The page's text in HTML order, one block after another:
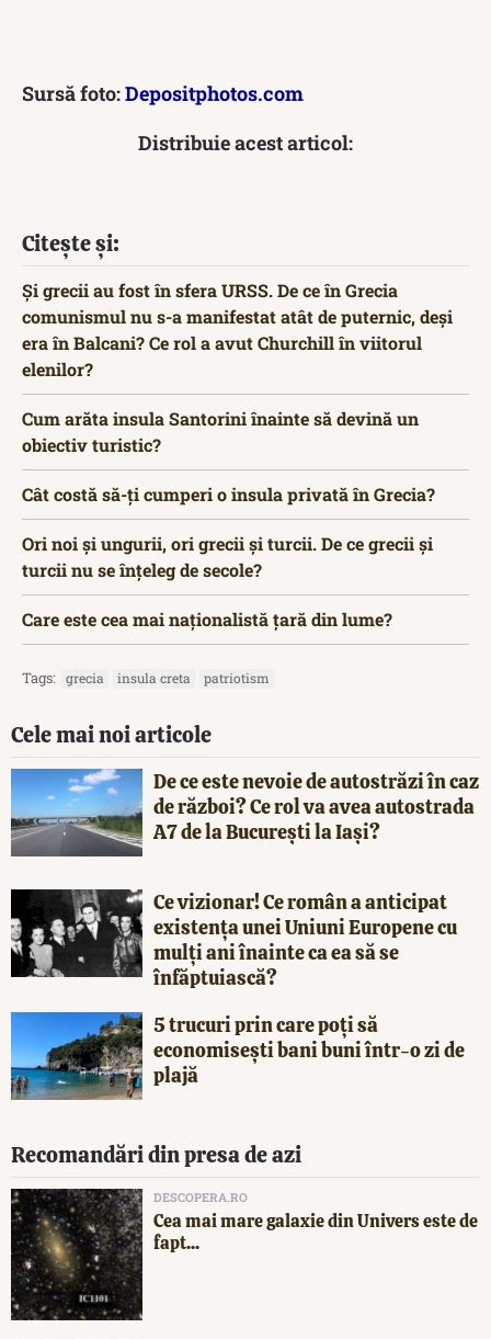
Sursă foto:Depositphotos.com
Distribuie acest articol:
Citește și:
Și grecii au fost în sfera URSS. De ce în Grecia
comunismul nu s-a manifestat atât de puternic, deși
era în Balcani? Ce rol a avut Churchill în viitorul
elenilor?
Cum arăta insula Santorini înainte să devină un
obiectiv turistic?
Cât costă să-ți cumperi o insula privată în Grecia?
Ori noi și ungurii, ori grecii și turcii. De ce grecii și
turcii nu se înțeleg de secole?
Care este cea mai naționalistă țară din lume?
Tags: grecia insula creta patriotism
Cele mai noi articole
De ce este nevoie de autostrăzi în caz
de război? Ce rol va avea autostrada
A7 de la București la Iași?
Ce vizionar! Ce român a anticipat
existența unei Uniuni Europene cu
mulți ani înainte ca ea să se
înfăptuiască?
5 trucuri prin care poți să
economisești bani buni într-o zi de
plajă
Recomandări din presa de azi
DESCOPERA.RO
Cea mai mare galaxie din Univers este de
fapt...